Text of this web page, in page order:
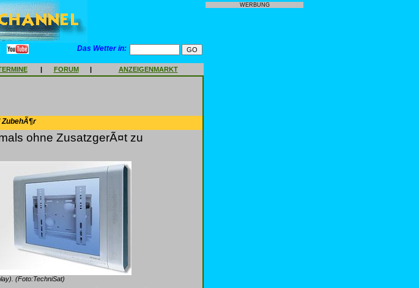
Das Wetter in:
| FORUM | ANZEIGENMARKT
ZubehÃ¶r
ohne ZusatzgerÃ¤t zu
(Foto:TechniSat)
WERBUNG